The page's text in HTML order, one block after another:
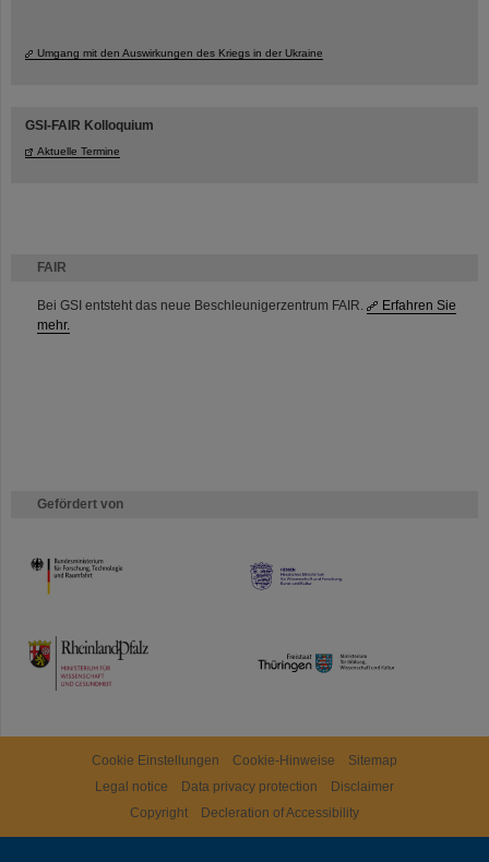
FAIR
Bei GSI entsteht das neue Beschleunigerzentrum FAIR.
Erfahren Sie
mehr.
Gefördert von
HMWK
TMWWDG
Umgang mit den Auswirkungen des Kriegs in der Ukraine
GSI-FAIR Kolloquium
Aktuelle Termine
Cookie Einstellungen Cookie-Hinweise
Sitemap
Legal notice
Data privacy protection
Disclaimer
Copyright
Decleration of Accessibility